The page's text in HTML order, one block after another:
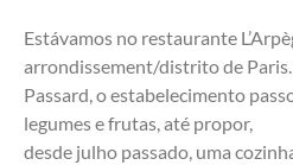
Estávamos no restaurante
arrondissement/distrito de Paris.
Passard, o estabelecimento
legumes e frutas, até propor,
desde julho passado, uma